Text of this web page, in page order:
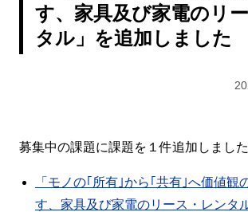
す、家具及び家電のリ
タル」を追加しました
募集中の課題に課題を１件追加しました
「モノの｢所有｣から｢共有｣へ価値観
す、家具及び家電のリース・レンタ